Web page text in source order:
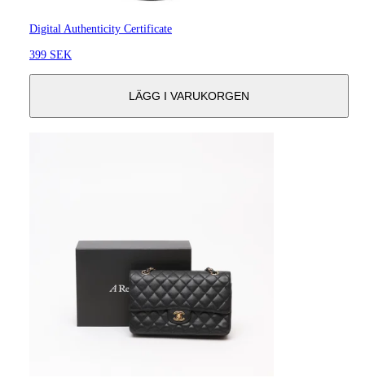
Digital Authenticity Certificate
399 SEK
LÄGG I VARUKORGEN